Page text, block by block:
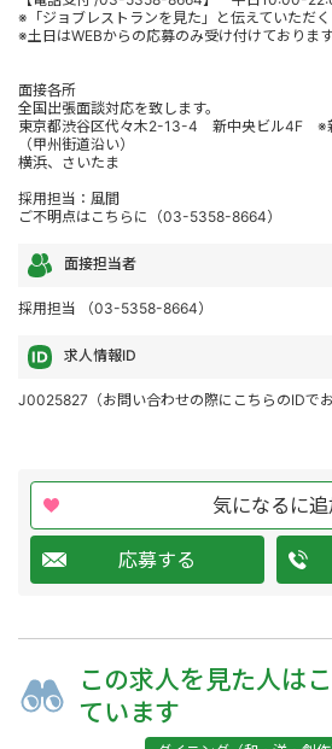
※「ジョブレストランを見た」と伝えていただく
※土日はWEBからの応募のみ受け付けております
面接各所
全国出張面談対応を致します。
東京都渋谷区代々木2-13-4 新中央ビル4F ※
（甲州街道沿い）
横浜、さいたま
採用担当：風間
ご不明点はこちらに（03-5358-8664）
面接担当者
採用担当 （03-5358-8664）
求人情報ID
J0025827（お問い合わせの際にこちらのIDでお
気になるに追
応募する
この求人を 見た人は
ています